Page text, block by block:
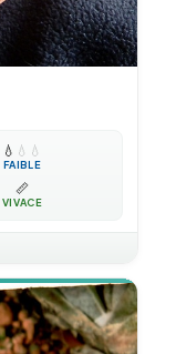
💧 💧 💧
FAIBLE
📏
VIVACE